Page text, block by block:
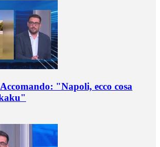
"Napoli, ecco cosa